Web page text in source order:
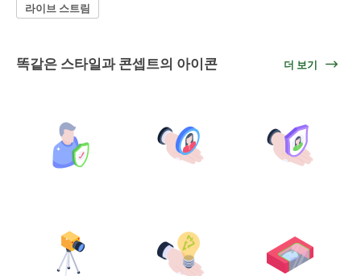
라이브 스트림
똑같은 스타일과 콘셉트의 아이콘 더 보기